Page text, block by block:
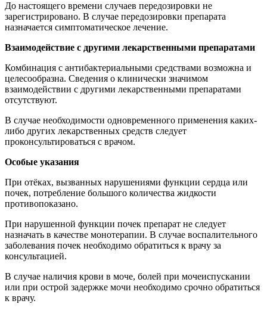
До настоящего времени случаев передозировки не
зарегистрировано. В случае передозировки препарата
назначается симптоматическое лечение.
Взаимодействие с другими лекарственными препаратами
Комбинация с антибактериальными средствами возможна и
целесообразна. Сведения о клинически значимом
взаимодействии с другими лекарственными препаратами
отсутствуют.
В случае необходимости одновременного применения каких-
либо других лекарственных средств следует
проконсультироваться с врачом.
Особые указания
При отёках, вызванных нарушениями функции сердца или
почек, потребление большого количества жидкости
противопоказано.
При нарушенной функции почек препарат не следует
назначать в качестве монотерапии. В случае воспалительного
заболевания почек необходимо обратиться к врачу за
консультацией.
В случае наличия крови в моче, болей при мочеиспускании
или при острой задержке мочи необходимо срочно обратиться
к врачу.